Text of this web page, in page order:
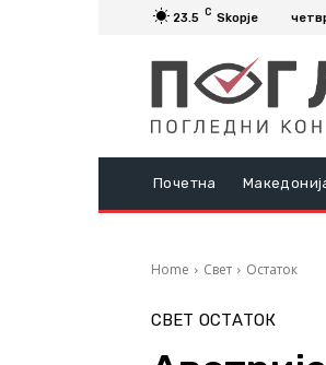
23.5 C Skopje
Почетна
Home Свет Остаток
СВЕТ ОСТАТОК